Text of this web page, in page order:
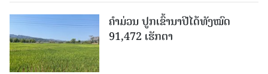
ຄໍາມ່ວນ ປູກເຂົ້ານາປີໄດ້ທັງໝົດ
91,472 ເຮັກຕາ